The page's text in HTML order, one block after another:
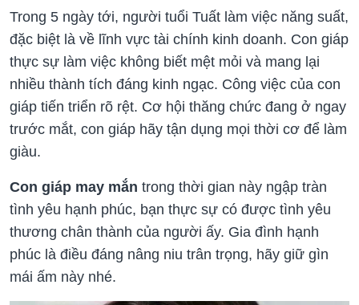
Trong 5 ngày tới, người tuổi Tuất làm việc năng suất,
đặc biệt là về lĩnh vực tài chính kinh doanh. Con giáp
thực sự làm việc không biết mệt mỏi và mang lại
nhiều thành tích đáng kinh ngạc. Công việc của con
giáp tiến triển rõ rệt. Cơ hội thăng chức đang ở ngay
trước mắt, con giáp hãy tận dụng mọi thời cơ để làm
giàu.
Con giáp may mắn trong thời gian này ngập tràn
tình yêu hạnh phúc, bạn thực sự có được tình yêu
thương chân thành của người ấy. Gia đình hạnh
phúc là điều đáng nâng niu trân trọng, hãy giữ gìn
mái ấm này nhé.